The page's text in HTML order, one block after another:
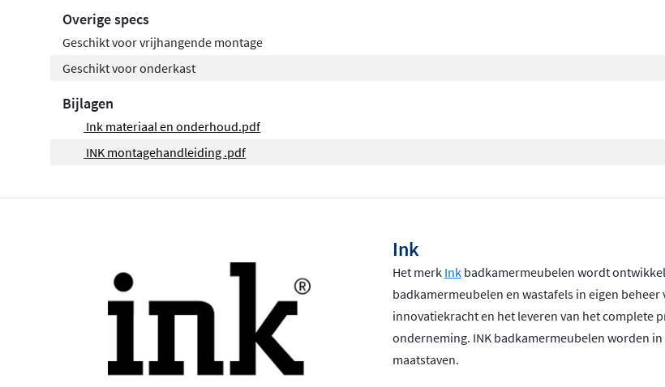
Overige specs
Geschikt voor vrijhangende montage
Geschikt voor onderkast
Bijlagen
Ink materiaal en onderhoud.pdf
INK montagehandleiding .pdf
Ink
Het merk Inkbadkamermeubelen wordt
badkamermeubelen en wastafels in eigen
innovatiekracht en het leveren van het complete
onderneming. INK badkamermeubelen worden
maatstaven.